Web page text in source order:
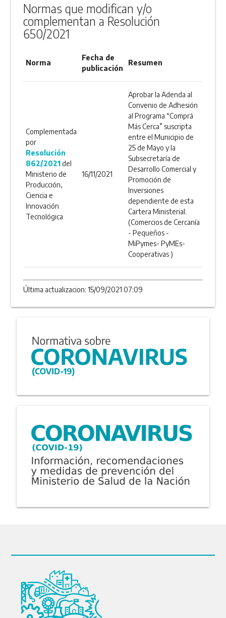
Normas que modifican y/o
complementan a Resolución
650/2021
Norma
Fecha de
publicación
Resumen
Complementada
por
Resolución
862/2021del
Ministerio de
Producción,
Ciencia e
Innovación
Tecnológica
16/11/2021
Aprobar la Adenda al
Convenio de Adhesión
al Programa “Comprá
Más Cerca” suscripta
entre el Municipio de
25 de Mayo y la
Subsecretaría de
Desarrollo Comercial y
Promoción de
Inversiones
dependiente de esta
Cartera Ministerial.
(Comercios de Cercanía
- Pequeños -
MiPymes- PyMEs-
Cooperativas )
Última actualizacion: 15/09/2021 07:09